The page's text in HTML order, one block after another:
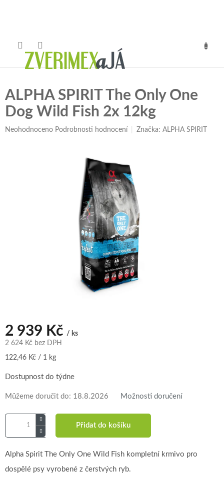
ALPHA SPIRIT The Only One
Dog Wild Fish 2x 12kg
Průměrné
Neohodnoceno Podrobnosti hodnocení Značka:ALPHA SPIRIT
2 939 Kč / ks
2 624 Kč bez DPH
Měrná
122,46 Kč / 1 kg
Dostupnost do týdne
Můžeme doručit do: 18.8.2026 Možnosti doručení
Přidat do košíku
Alpha Spirit The Only One Wild Fish kompletní krmivo pro
dospělé psy vyrobené z čerstvých ryb.